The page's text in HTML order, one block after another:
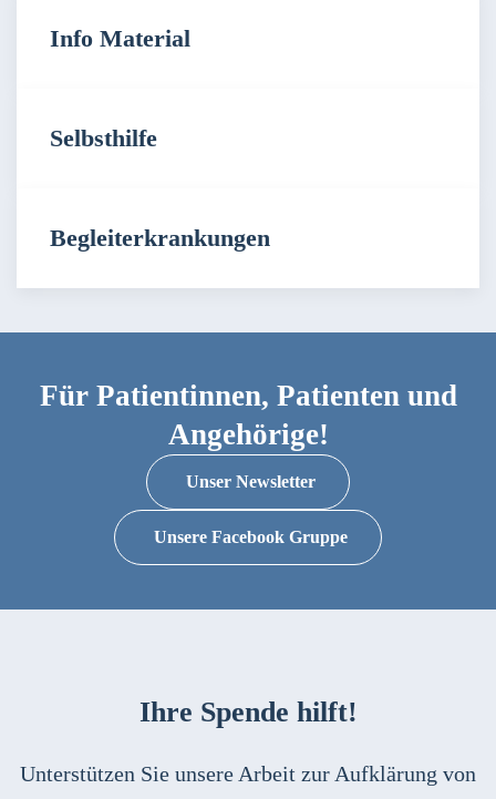
Info Material
Selbsthilfe
Begleiterkrankungen
Für Patientinnen, Patienten und
Angehörige!
Unser Newsletter
Unsere Facebook Gruppe
Ihre Spende hilft!
Unterstützen Sie unsere Arbeit zur Aufklärung von